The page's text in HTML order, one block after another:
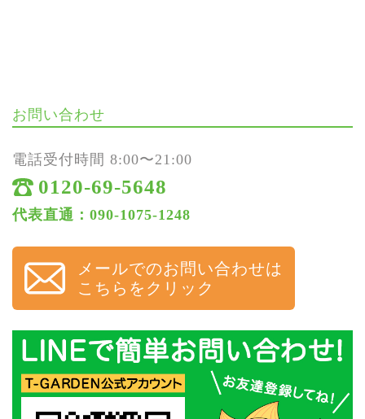
お問い合わせ
電話受付時間 8:00〜21:00
0120-69-5648
代表直通：090-1075-1248
メールでのお問い合わせは
こちらをクリック